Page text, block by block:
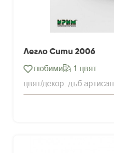
Легло Сити 2006
любими
1 цвят
цвят/декор: дъб артисан